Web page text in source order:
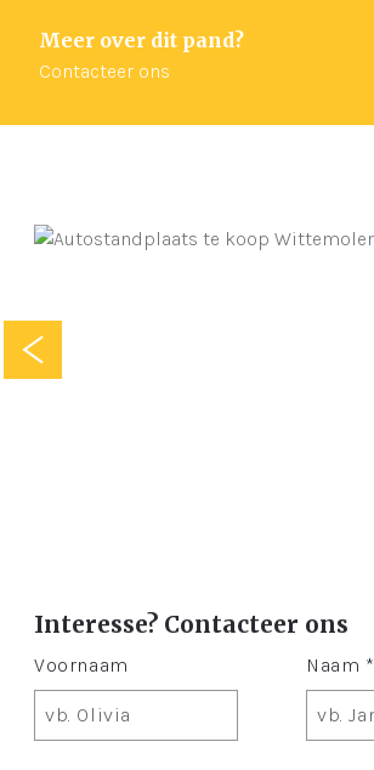
Meer over dit pand?
Contacteer ons
Interesse? Contacteer ons
Voornaam Naam *